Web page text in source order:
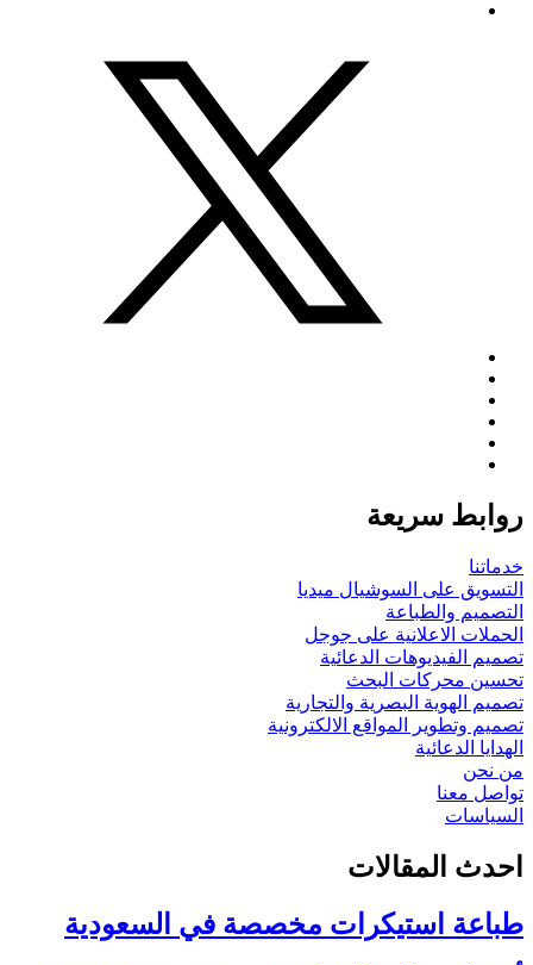
روابط سريعة
خدماتنا
التسويق على السوشيال ميديا
التصميم والطباعة
الحملات الاعلانية على جوجل
تصميم الفيديوهات الدعائية
تحسين محركات البحث
تصميم الهوية البصرية والتجارية
تصميم وتطوير المواقع الالكترونية
الهدايا الدعائية
من نحن
تواصل معنا
السياسات
احدث المقالات
طباعة استيكرات مخصصة في السعودية